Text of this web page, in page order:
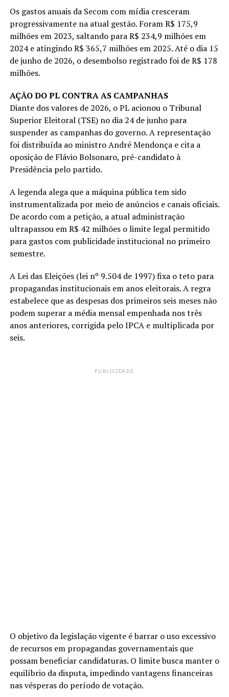
Os gastos anuais da Secom com mídia cresceram
progressivamente na atual gestão. Foram R$ 175,9
milhões em 2023, saltando para R$ 234,9 milhões em
2024 e atingindo R$ 365,7 milhões em 2025. Até o dia 15
de junho de 2026, o desembolso registrado foi de R$ 178
milhões.
AÇÃO DO PL CONTRA AS CAMPANHAS
Diante dos valores de 2026, o PL acionou o Tribunal
Superior Eleitoral (TSE) no dia 24 de junho para
suspender as campanhas do governo. A representação
foi distribuída ao ministro André Mendonça e cita a
oposição de Flávio Bolsonaro, pré-candidato à
Presidência pelo partido.
A legenda alega que a máquina pública tem sido
instrumentalizada por meio de anúncios e canais oficiais.
De acordo com a petição, a atual administração
ultrapassou em R$ 42 milhões o limite legal permitido
para gastos com publicidade institucional no primeiro
semestre.
A Lei das Eleições (lei nº 9.504 de 1997) fixa o teto para
propagandas institucionais em anos eleitorais. A regra
estabelece que as despesas dos primeiros seis meses não
podem superar a média mensal empenhada nos três
anos anteriores, corrigida pelo IPCA e multiplicada por
seis.
PUBLICIDADE
O objetivo da legislação vigente é barrar o uso excessivo
de recursos em propagandas governamentais que
possam beneficiar candidaturas. O limite busca manter o
equilíbrio da disputa, impedindo vantagens financeiras
nas vésperas do período de votação.